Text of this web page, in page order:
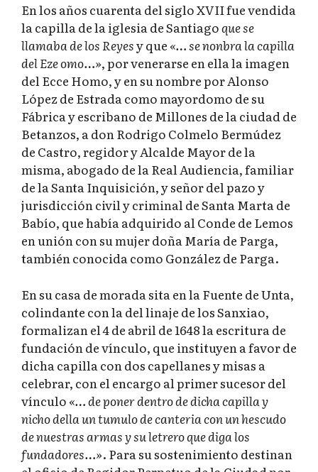
En los años cuarenta del siglo XVII fue vendida
la capilla de la iglesia de Santiagoque se
llamaba de los Reyesy que«… se nonbra la capilla
del Eze omo…», por venerarse en ella la imagen
del Ecce Homo, y en su nombre por Alonso
López de Estrada como mayordomo de su
Fábrica y escribano de Millones de la ciudad de
Betanzos, a don Rodrigo Colmelo Bermúdez
de Castro, regidor y Alcalde Mayor de la
misma, abogado de la Real Audiencia, familiar
de la Santa Inquisición, y señor del pazo y
jurisdicción civil y criminal de Santa Marta de
Babío, que había adquirido al Conde de Lemos
en unión con su mujer doña María de Parga,
también conocida como González de Parga.
En su casa de morada sita en la Fuente de Unta,
colindante con la del linaje de los Sanxiao,
formalizan el 4 de abril de 1648 la escritura de
fundación de vínculo, que instituyen a favor de
dicha capilla con dos capellanes y misas a
celebrar, con el encargo al primer sucesor del
vínculo«… de poner dentro de dicha capilla y
nicho della un tumulo de canteria con un hescudo
de nuestras armas y su letrero que diga los
fundadores…». Para su sostenimiento destinan